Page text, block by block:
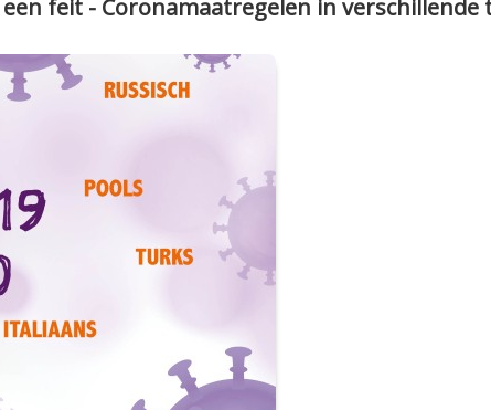
feit - Coronamaatregelen in verschillende